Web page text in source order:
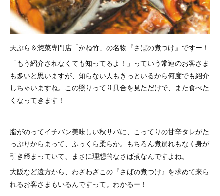
天ぷら＆惣菜専門店「かね竹」の名物『さばの煮つけ』ですー！
「もう紹介されなくても知ってるよ！」っていう常連のお客さま
も多いと思いますが、知らない人もきっといるから何度でも紹介
しちゃいますね。この照りってり具合を見ただけで、また食べた
くなってきます！
脂がのってイチバン美味しい秋サバに、こってりの甘辛タレがた
っぷりからまって、ふっくら柔らか。もちろん煮崩れもなく身が
引き締まっていて、まさに理想的なさば煮なんですよね。
大阪など遠方から、わざわざこの『さばの煮つけ』を求めて来ら
れるお客さまもいるんですって。わかるー！